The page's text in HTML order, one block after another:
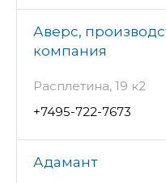
Аверс,
компания
Расплетина, 19 к2
+7495-722-7673
Адамант